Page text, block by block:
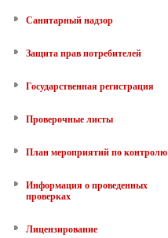
Санитарный надзор
Защита прав потребителей
Государственная регистрация
Проверочные листы
План мероприятий по контролю
Информация о проведенных
проверках
Лицензирование